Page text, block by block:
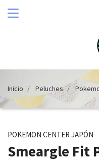
Inicio Peluches
POKEMON CENTER JAPÓN
Smeargle Fit